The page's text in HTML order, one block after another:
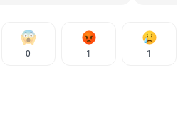
0 1 1